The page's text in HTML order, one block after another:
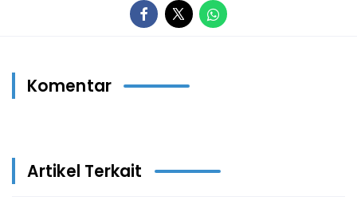
Komentar
Artikel Terkait